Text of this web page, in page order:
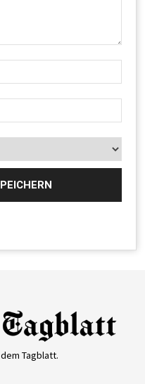
Tagblatt.